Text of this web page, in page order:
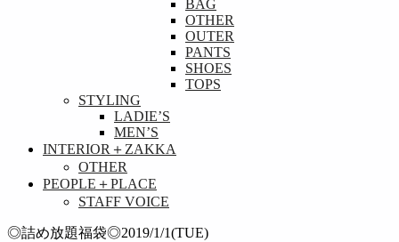
BAG
OTHER
OUTER
PANTS
SHOES
TOPS
STYLING
LADIE’S
MEN’S
INTERIOR＋ZAKKA
OTHER
PEOPLE＋PLACE
STAFF VOICE
◎詰め放題福袋◎2019/1/1(TUE)